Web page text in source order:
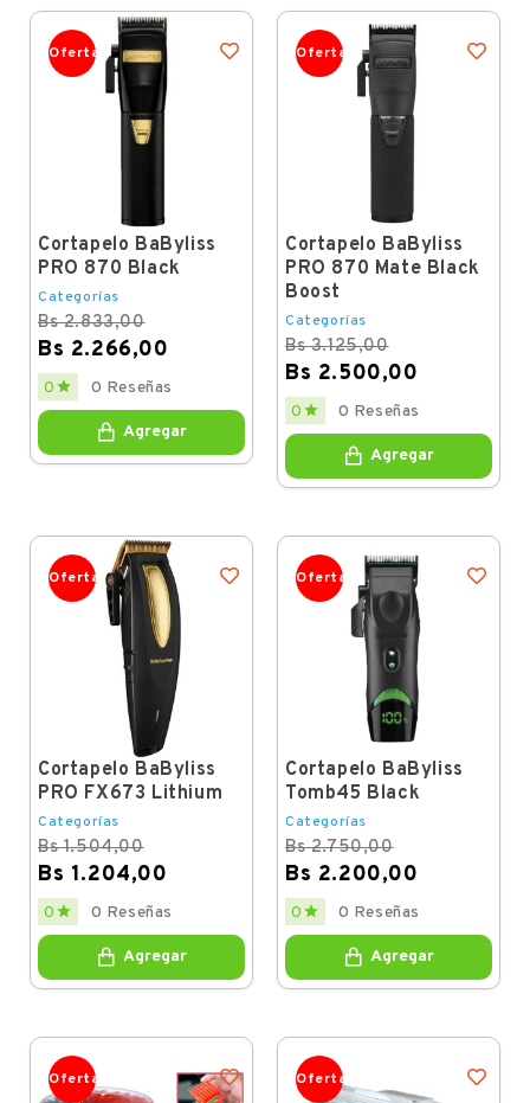
Oferta
Cortapelo BaByliss
PRO 870 Black
Categorías
Bs 2.833,00
Bs 2.266,00
Regular
price
Price
0  0 Reseñas
Agregar
Oferta
Cortapelo BaByliss
PRO 870 Mate Black
Boost
Categorías
Bs 3.125,00
Bs 2.500,00
Regular
price
Price
0  0 Reseñas
Agregar
Oferta
Cortapelo BaByliss
PRO FX673 Lithium
Categorías
Bs 1.504,00
Bs 1.204,00
Regular
price
Price
0  0 Reseñas
Agregar
Oferta
Cortapelo BaByliss
Tomb45 Black
Categorías
Bs 2.750,00
Bs 2.200,00
Regular
price
Price
0  0 Reseñas
Agregar
Oferta Oferta